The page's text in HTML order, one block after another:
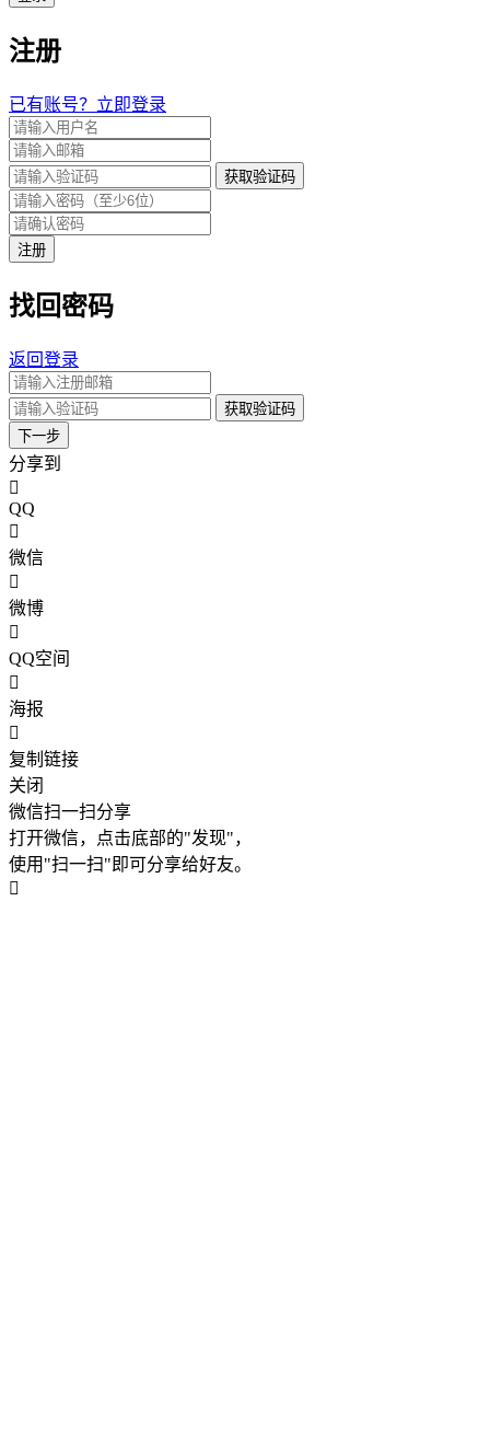
注册
已有账号？立即登录
获取验证码
注册
找回密码
返回登录
获取验证码
下一步
分享到
QQ
微信
微博
QQ空间
海报
复制链接
关闭
微信扫一扫分享
打开微信，点击底部的"发现"，
使用"扫一扫"即可分享给好友。